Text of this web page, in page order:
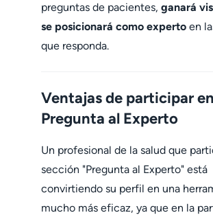
preguntas de pacientes, ganará
se posicionará como experto en
que responda.
Ventajas de participar en
Pregunta al Experto
Un profesional de la salud que
sección "Pregunta al Experto" está
convirtiendo su perfil en una
mucho más eficaz, ya que en la